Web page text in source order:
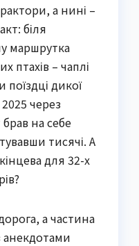
а нині –
біля
маршрутка
птахів – чаплі
дикої
через
на себе
тисячі. А
для 32-х
а частина
анекдотами